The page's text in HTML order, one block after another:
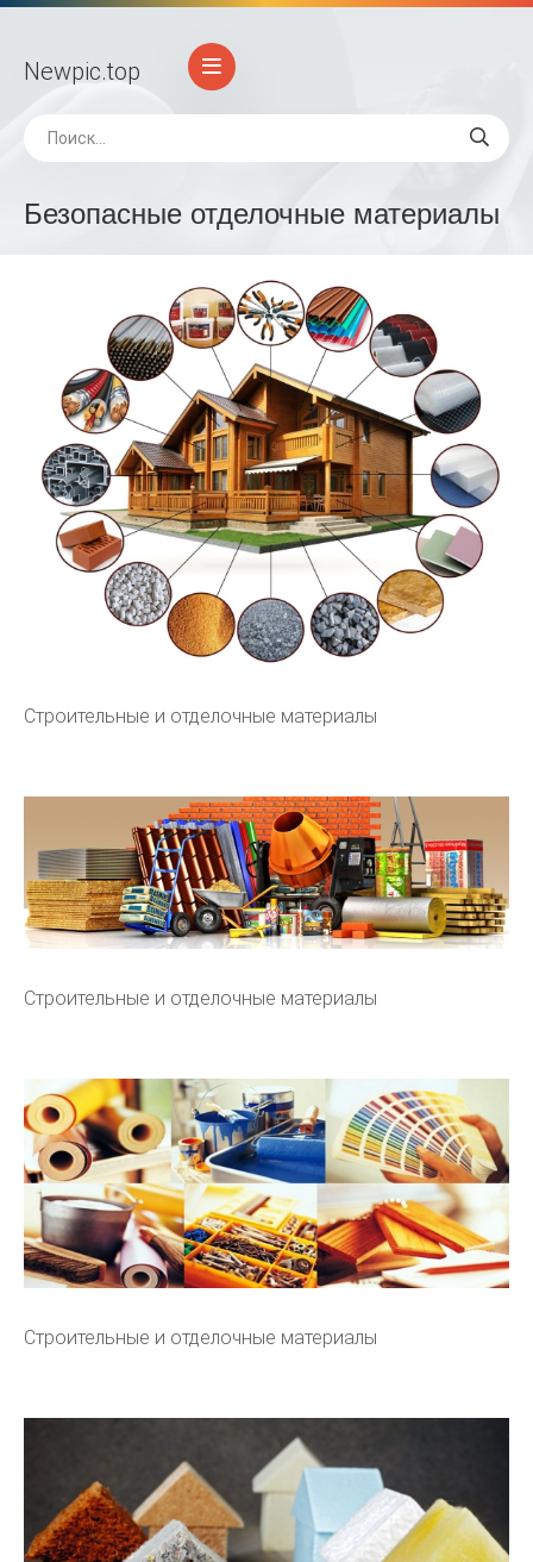
Newpic.top
Безопасные отделочные материалы
Строительные и отделочные материалы
Строительные и отделочные материалы
Строительные и отделочные материалы